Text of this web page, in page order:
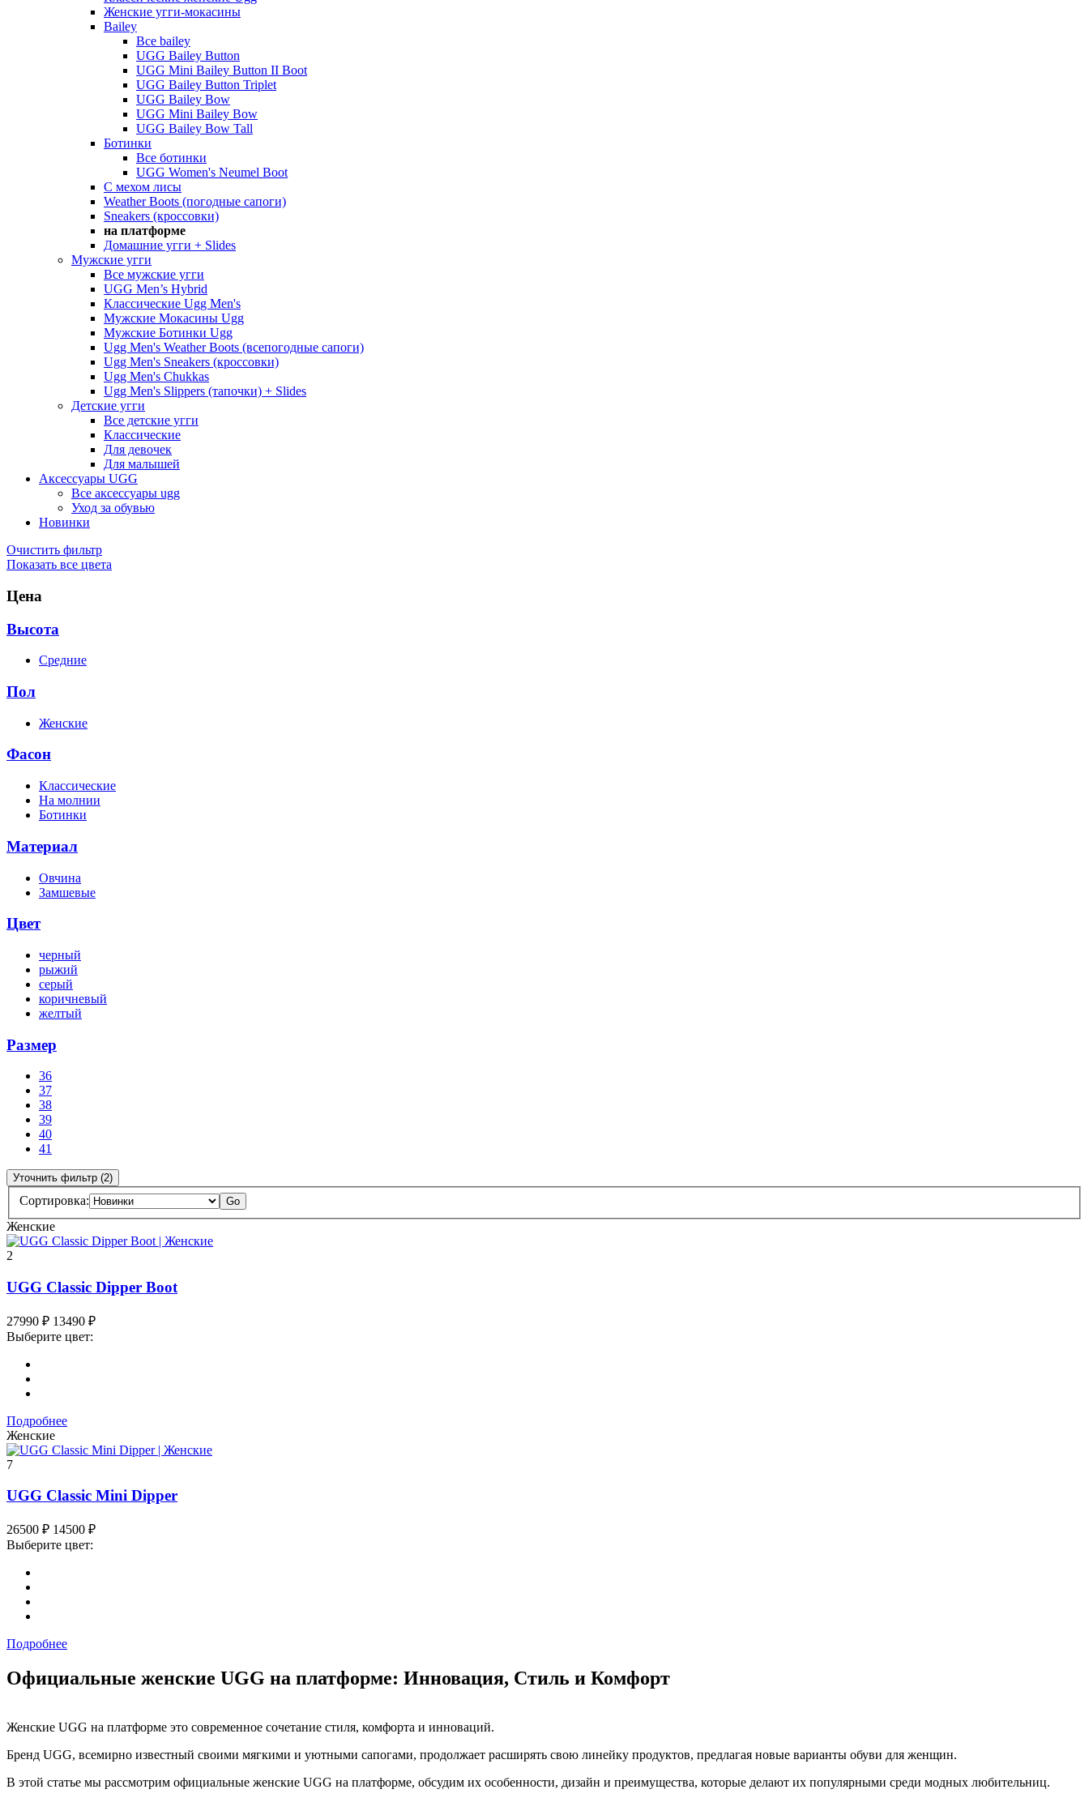
Женские угги-мокасины
Bailey
Все bailey
UGG Bailey Button
UGG Mini Bailey Button II Boot
UGG Bailey Button Triplet
UGG Bailey Bow
UGG Mini Bailey Bow
UGG Bailey Bow Tall
Ботинки
Все ботинки
UGG Women's Neumel Boot
С мехом лисы
Weather Boots (погодные сапоги)
Sneakers (кроссовки)
на платформе
Домашние угги + Slides
Мужские угги
Все мужские угги
UGG Men’s Hybrid
Классические Ugg Men's
Мужские Мокасины Ugg
Мужские Ботинки Ugg
Ugg Men's Weather Boots (всепогодные сапоги)
Ugg Men's Sneakers (кроссовки)
Ugg Men's Chukkas
Ugg Men's Slippers (тапочки) + Slides
Детские угги
Все детские угги
Классические
Для девочек
Для малышей
Аксессуары UGG
Все аксессуары ugg
Уход за обувью
Новинки
Очистить фильтр
Показать все цвета
Цена
Высота
Средние
Пол
Женские
Фасон
Классические
На молнии
Ботинки
Материал
Овчина
Замшевые
Цвет
черный
рыжий
серый
коричневый
желтый
Размер
36
37
38
39
40
41
Уточнить фильтр (2)
Сортировка: Go
Женские
2
UGG Classic Dipper Boot
27990 ₽ 13490 ₽
Выберите цвет:
Подробнее
Женские
7
UGG Classic Mini Dipper
26500 ₽ 14500 ₽
Выберите цвет:
Подробнее
Официальные женские UGG на платформе: Инновация, Стиль и Комфорт
Женские UGG на платформе это современное сочетание стиля, комфорта и инноваций.
Бренд UGG, всемирно известный своими мягкими и уютными сапогами, продолжает расширять свою линейку продуктов, предлагая новые варианты обуви для женщин.
В этой статье мы рассмотрим официальные женские UGG на платформе, обсудим их особенности, дизайн и преимущества, которые делают их популярными среди модных любительниц.